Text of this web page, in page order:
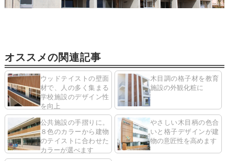
オススメの関連記事
ウッドテイストの壁面
材で、人の多く集まる
学校施設のデザイン性
を向上
木目調の格子材を教育
施設の外観化粧に
公共施設の手摺りに。
８色のカラーから建物
のテイストに合わせた
カラーが選べます
やさしい木目柄の色合
いと格子デザインが建
物の意匠性を高めます